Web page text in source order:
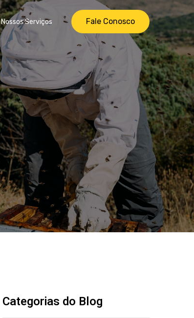
Nossos Serviços Fale Conosco
Categorias do Blog